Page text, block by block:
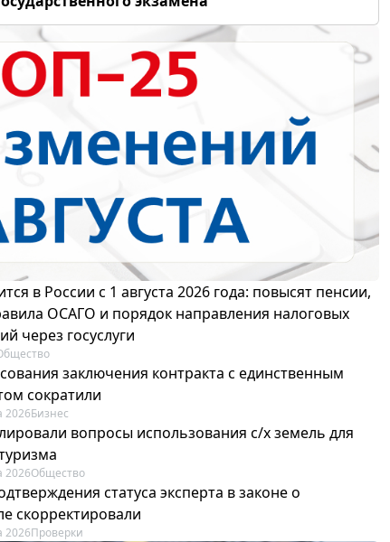
в России с 1 августа 2026 года: повысят пенсии,
ОСАГО и порядок направления налоговых
через госуслуги
заключения контракта с единственным
сократили
2026Бизнес
вопросы использования с/х земель для
2026Общество
статуса эксперта в законе о
скорректировали
2026Проверки